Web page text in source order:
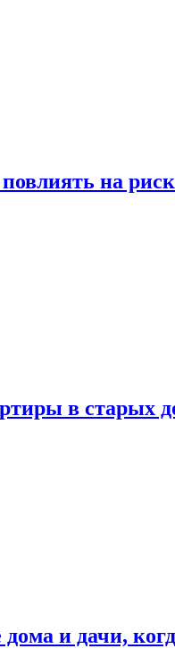
на
в старых
дома и дачи,